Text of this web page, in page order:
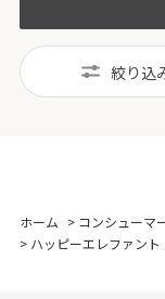
絞り込
ホーム > コンシュー
> ハッピーエレファン